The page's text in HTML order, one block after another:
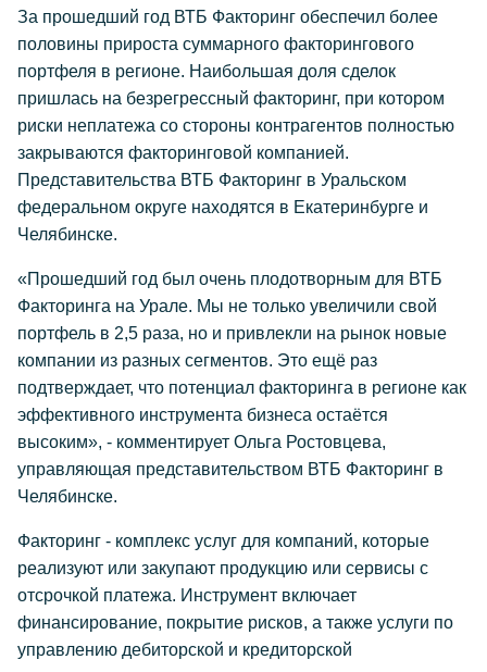
За прошедший год ВТБ Факторинг обеспечил более
половины прироста суммарного факторингового
портфеля в регионе. Наибольшая доля сделок
пришлась на безрегрессный факторинг, при котором
риски неплатежа со стороны контрагентов полностью
закрываются факторинговой компанией.
Представительства ВТБ Факторинг в Уральском
федеральном округе находятся в Екатеринбурге и
Челябинске.
«Прошедший год был очень плодотворным для ВТБ
Факторинга на Урале. Мы не только увеличили свой
портфель в 2,5 раза, но и привлекли на рынок новые
компании из разных сегментов. Это ещё раз
подтверждает, что потенциал факторинга в регионе как
эффективного инструмента бизнеса остаётся
высоким», - комментирует Ольга Ростовцева,
управляющая представительством ВТБ Факторинг в
Челябинске.
Факторинг - комплекс услуг для компаний, которые
реализуют или закупают продукцию или сервисы с
отсрочкой платежа. Инструмент включает
финансирование, покрытие рисков, а также услуги по
управлению дебиторской и кредиторской